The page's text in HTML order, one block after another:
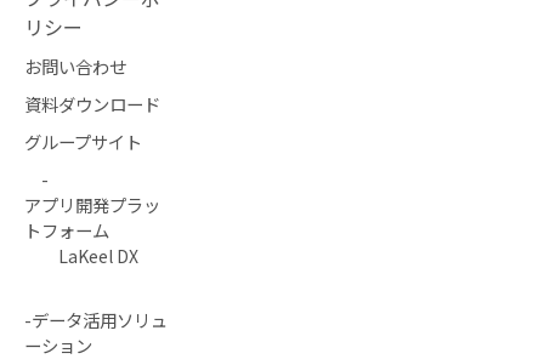
リシー
お問い合わせ
資料ダウンロード
グループサイト
-
アプリ開発プラッ
トフォーム
LaKeel DX
-データ活用ソリュ
ーション